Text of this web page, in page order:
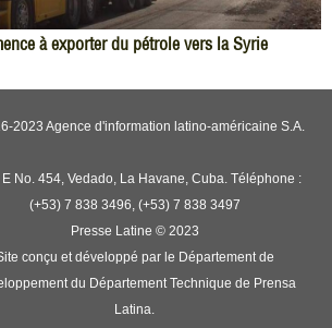
à exporter du pétrole vers la Syrie
2023 Agence d'information latino-américaine S.A.
No. 454, Vedado, La Havane, Cuba. Téléphone :
(+53) 7 838 3496, (+53) 7 838 3497
Presse Latine © 2023
conçu et développé par le Département de
du Département Technique de Prensa
Latina.